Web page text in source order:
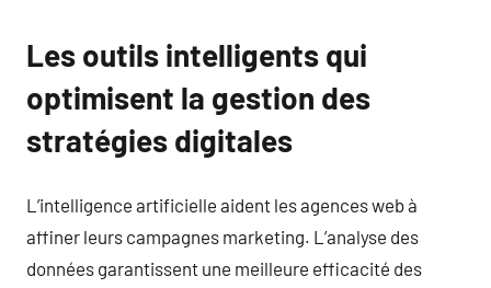
Les outils intelligents qui
optimisent la gestion des
stratégies digitales
L’intelligence artificielle aident les agences web à
affiner leurs campagnes marketing. L’analyse des
données garantissent une meilleure efficacité des